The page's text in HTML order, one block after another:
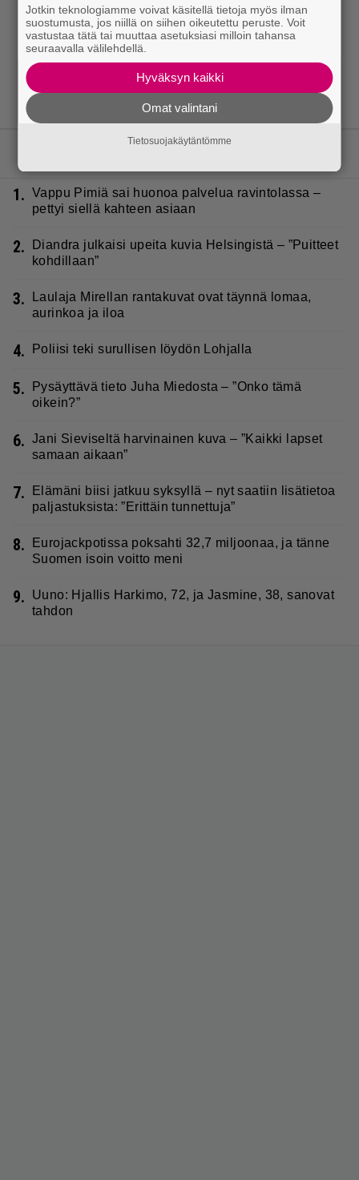
1. Vappu Pimiä sai huonoa palvelua ravintolassa –
pettyi siellä kahteen asiaan
2.
Diandra julkaisi upeita kuvia Helsingistä – ”Puitteet
kohdillaan”
3.
Laulaja Mirellan rantakuvat ovat täynnä lomaa,
aurinkoa ja iloa
4. Poliisi teki surullisen löydön Lohjalla
5.
Pysäyttävä tieto Juha Miedosta – ”Onko tämä
oikein?”
6. Jani Sieviseltä harvinainen kuva – ”Kaikki lapset
samaan aikaan”
7.
Elämäni biisi jatkuu syksyllä – nyt saatiin lisätietoa
paljastuksista: ”Erittäin tunnettuja”
8.
Eurojackpotissa poksahti 32,7 miljoonaa, ja tänne
Suomen isoin voitto meni
9.
Uuno: Hjallis Harkimo, 72, ja Jasmine, 38, sanovat
tahdon
Jotkin teknologiamme voivat käsitellä tietoja myös ilman
suostumusta, jos niillä on siihen oikeutettu peruste. Voit
vastustaa tätä tai muuttaa asetuksiasi milloin tahansa
seuraavalla välilehdellä.
Hyväksyn kaikki
Omat valintani
Tietosuojakäytäntömme